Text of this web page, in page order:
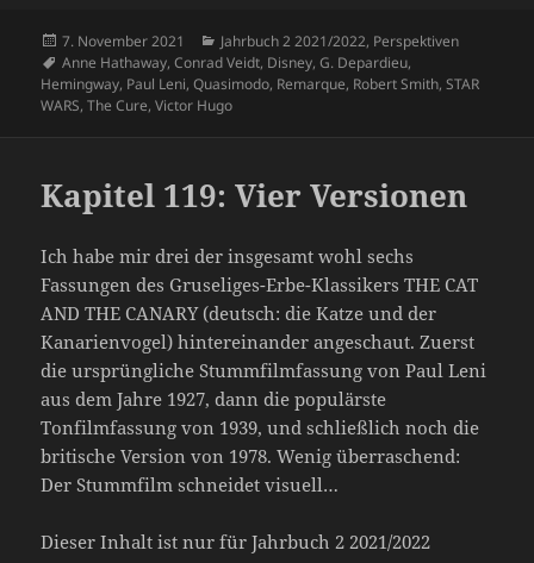
Veröffentlicht
am
7. November 2021 Kategorien
Jahrbuch 2 2021/2022, Perspektiven
Schlagwörter
Anne Hathaway,Conrad Veidt, Disney,G. Depardieu,
Hemingway, Paul Leni,Quasimodo, Remarque, Robert Smith,STAR
WARS,The Cure,Victor Hugo
Kapitel 119: Vier Versionen
Ich habe mir drei der insgesamt wohl sechs
Fassungen des Gruseliges-Erbe-Klassikers THE CAT
AND THE CANARY (deutsch: die Katze und der
Kanarienvogel) hintereinander angeschaut. Zuerst
die ursprüngliche Stummfilmfassung von Paul Leni
aus dem Jahre 1927, dann die populärste
Tonfilmfassung von 1939, und schließlich noch die
britische Version von 1978. Wenig überraschend:
Der Stummfilm schneidet visuell…
Dieser Inhalt ist nur für Jahrbuch 2 2021/2022